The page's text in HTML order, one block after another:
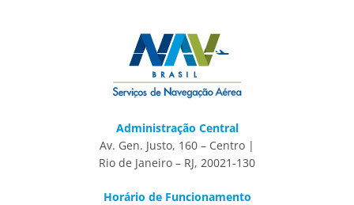
Administração Central
Av. Gen. Justo, 160 – Centro |
Rio de Janeiro – RJ, 20021-130
Horário de Funcionamento